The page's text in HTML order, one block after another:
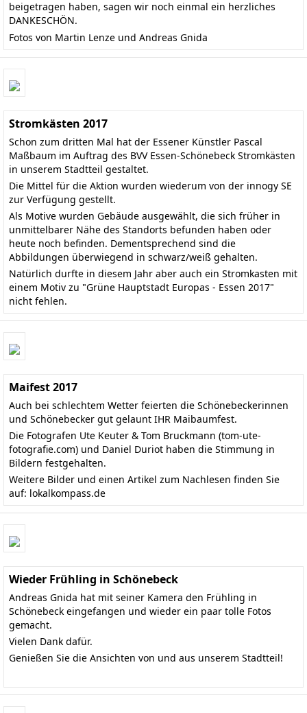
beigetragen haben, sagen wir noch einmal ein herzliches
DANKESCHÖN.
Fotos von Martin Lenze und Andreas Gnida
Stromkästen 2017
Schon zum dritten Mal hat der Essener Künstler Pascal
Maßbaum im Auftrag des BVV Essen-Schönebeck Stromkästen
in unserem Stadtteil gestaltet.
Die Mittel für die Aktion wurden wiederum von der innogy SE
zur Verfügung gestellt.
Als Motive wurden Gebäude ausgewählt, die sich früher in
unmittelbarer Nähe des Standorts befunden haben oder
heute noch befinden. Dementsprechend sind die
Abbildungen überwiegend in schwarz/weiß gehalten.
Natürlich durfte in diesem Jahr aber auch ein Stromkasten mit
einem Motiv zu "Grüne Hauptstadt Europas - Essen 2017"
nicht fehlen.
Maifest 2017
Auch bei schlechtem Wetter feierten die Schönebeckerinnen
und Schönebecker gut gelaunt IHR Maibaumfest.
Die Fotografen Ute Keuter & Tom Bruckmann (tom-ute-
fotografie.com) und Daniel Duriot haben die Stimmung in
Bildern festgehalten.
Weitere Bilder und einen Artikel zum Nachlesen finden Sie
auf: lokalkompass.de
Wieder Frühling in Schönebeck
Andreas Gnida hat mit seiner Kamera den Frühling in
Schönebeck eingefangen und wieder ein paar tolle Fotos
gemacht.
Vielen Dank dafür.
Genießen Sie die Ansichten von und aus unserem Stadtteil!